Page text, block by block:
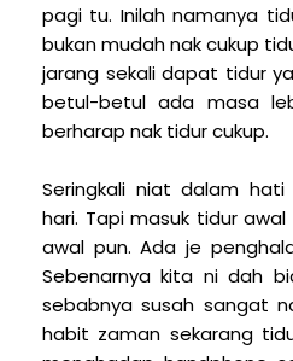
pagi tu. Inilah namanya
bukan mudah nak cukup
jarang sekali dapat tidur
betul-betul ada masa
berharap nak tidur cukup.
Seringkali niat dalam
hari. Tapi masuk tidur
awal pun. Ada je
Sebenarnya kita ni dah
sebabnya susah sangat
habit zaman sekarang